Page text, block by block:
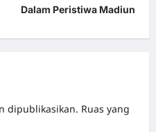
Dalam Peristiwa Madiun
dipublikasikan. Ruas yang